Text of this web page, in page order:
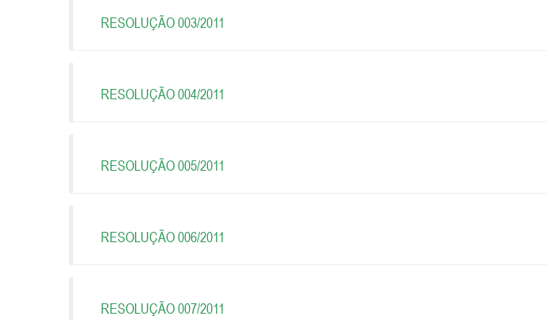
RESOLUÇÃO 003/2011
RESOLUÇÃO 004/2011
RESOLUÇÃO 005/2011
RESOLUÇÃO 006/2011
RESOLUÇÃO 007/2011